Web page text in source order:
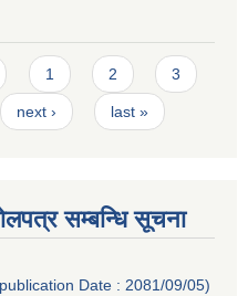
1 2 3
next › last »
सम्बन्धि सूचना
Date : 2081/09/05)